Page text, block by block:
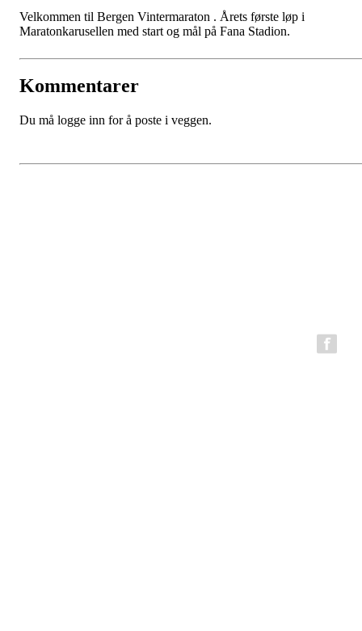
Velkommen til Bergen Vintermaraton . Årets første løp i
Maratonkarusellen med start og mål på Fana Stadion.
Kommentarer
Du må logge inn for å poste i veggen.